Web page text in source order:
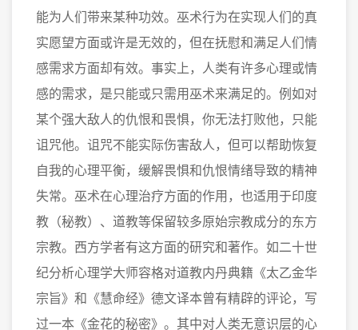
能为人们带来某种功效。巫术行为在实现人们的真
实愿望方面或许是无效的，但在抚慰和满足人们情
感需求方面却有效。事实上，人类有许多心理或情
感的需求，是只能或只需用巫术来满足的。例如对
某个强大敌人的仇恨和畏惧，你无法打败他，只能
诅咒他。诅咒不能实际伤害敌人，但可以帮助恢复
自我的心理平衡，缓解畏惧和仇恨情绪导致的精神
失常。巫术在心理治疗方面的作用，也适用于印度
教（秘教）、道教等保留较多原始宗教成分的东方
宗教。西方学者有这方面的研究和著作。如二十世
纪分析心理学大师容格对道教内丹典籍《太乙金华
宗旨》和《慧命经》德文译本曾有精辟的评论，写
过一本《金花的秘密》。其中对人类无意识层的心